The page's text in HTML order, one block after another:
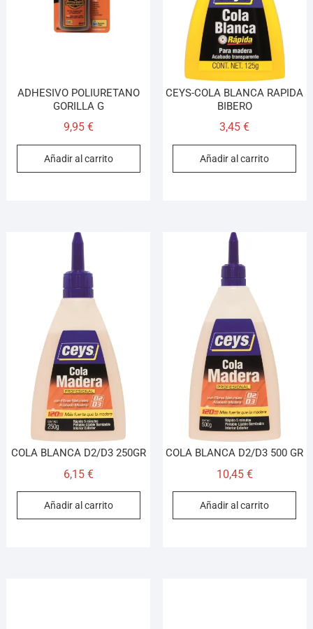
ADHESIVO POLIURETANO
GORILLA G
9,95 €
Añadir al carrito
CEYS-COLA BLANCA RAPIDA
BIBERO
3,45€
Añadir al carrito
COLA BLANCA D2/D3 250GR
6,15 €
Añadir al carrito
COLA BLANCA D2/D3 500 GR
10,45 €
Añadir al carrito